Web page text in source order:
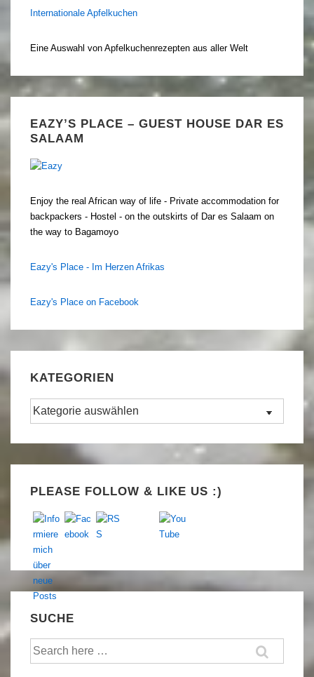
Internationale Apfelkuchen
Eine Auswahl von Apfelkuchenrezepten aus aller Welt
EAZY’S PLACE – GUEST HOUSE DAR ES
SALAAM
Enjoy the real African way of life - Private accommodation for
backpackers - Hostel - on the outskirts of Dar es Salaam on
the way to Bagamoyo
Eazy's Place - Im Herzen Afrikas
Eazy's Place on Facebook
KATEGORIEN
Kategorien
PLEASE FOLLOW & LIKE US :)
SUCHE
Suche
nach: